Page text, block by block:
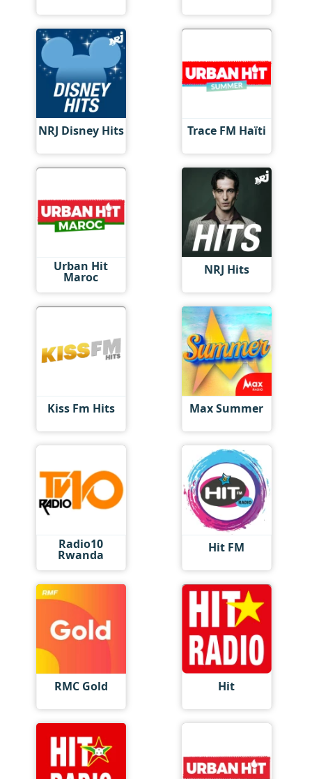
NRJ Disney Hits Trace FM Haïti
Urban Hit
Maroc NRJ Hits
Kiss Fm Hits Max Summer
Radio10
Rwanda Hit FM
RMC Gold Hit